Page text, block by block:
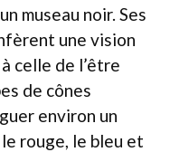
museau noir. Ses
une vision
celle de l’être
de cônes
environ un
rouge, le bleu et